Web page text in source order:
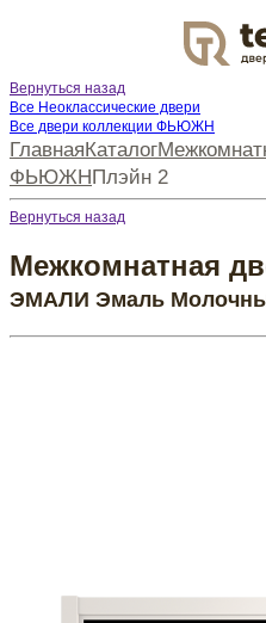
Вернуться назад
Все Неоклассические двери
Все двери коллекции ФЬЮЖН
Главная Каталог
ФЬЮЖН Плэйн 2
Вернуться назад
Межкомнатная
ЭМАЛИ Эмаль